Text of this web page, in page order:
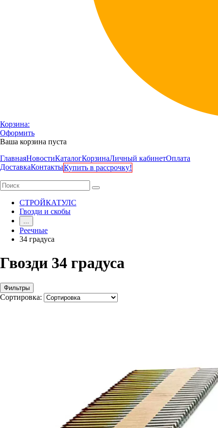
Корзина:
Оформить
Ваша корзина пуста
ГлавнаяНовостиКаталогКорзинаЛичный кабинетОплата
ДоставкаКонтактыКупить в рассрочку!
СТРОЙКАТУЛС
Гвозди и скобы
...
Реечные
34 градуса
Гвозди 34 градуса
Фильтры
Сортировка: